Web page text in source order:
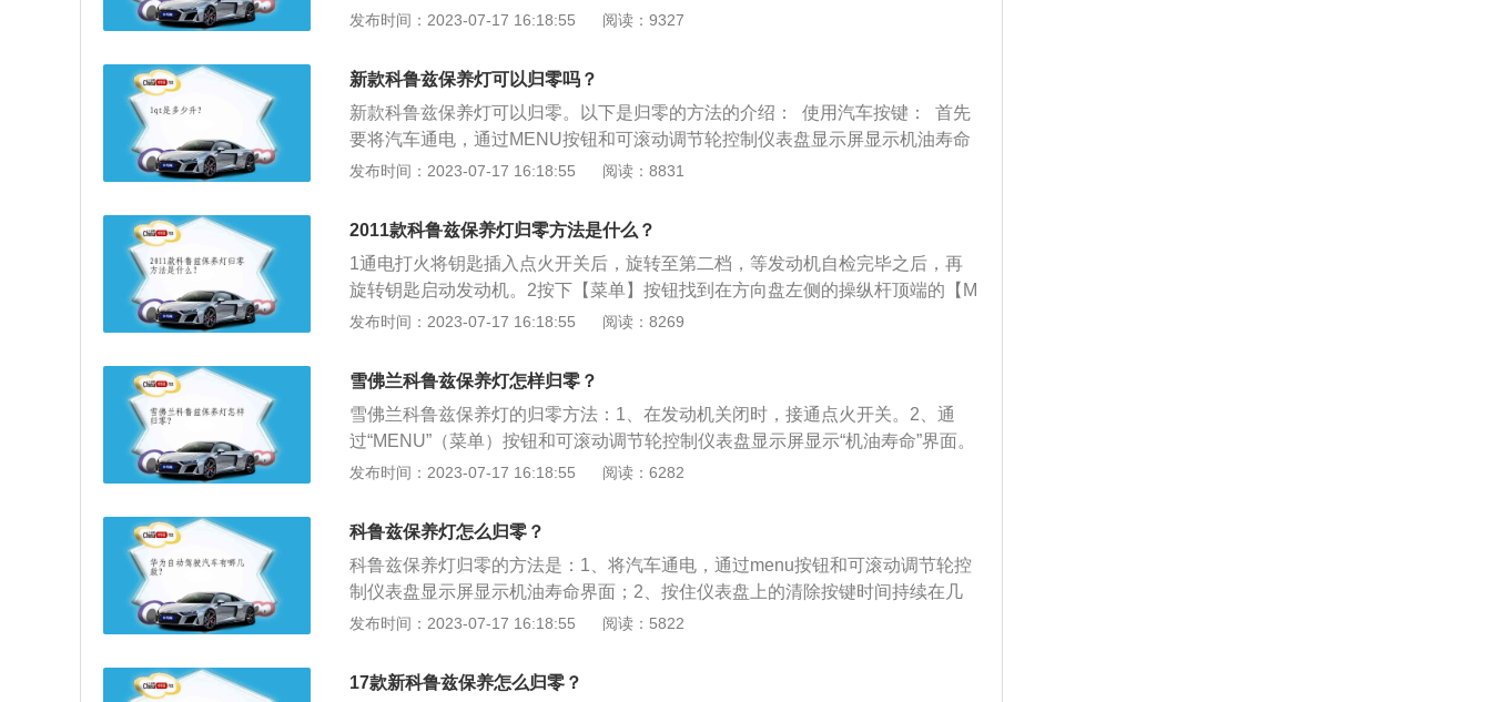
几秒钟左右，这时汽车上的保养灯就会归零。雪佛兰科鲁兹是通用旗下打造的一
07mm、高1460mm，轴距为2700mm。雪佛兰科鲁兹搭载1.5L和1.4T两款发动
机，最大功率分别为114马力和150马力。
发布时间：2023-07-17 16:18:55 阅读：9327
新款科鲁兹保养灯可以归零吗？
新款科鲁兹保养灯可以归零。以下是归零的方法的介绍： 使用汽车按键： 首先
要将汽车通电，通过MENU按钮和可滚动调节轮控制仪表盘显示屏显示机油寿命
界面，按住仪表盘上的清除按键时间持续在几秒钟左右，这时汽车上的保养灯就
发布时间：2023-07-17 16:18:55 阅读：8831
2011款科鲁兹保养灯归零方法是什么？
1通电打火将钥匙插入点火开关后，旋转至第二档，等发动机自检完毕之后，再
旋转钥匙启动发动机。2按下【菜单】按钮找到在方向盘左侧的操纵杆顶端的【M
EUN】按钮，按下进入菜单选项。3进入机油寿命系统使用调节车轮和选择菜
转向信号开关上的【SET/CLR】（设置/清除）按钮，同时按下制动踏板按钮。5
检查确认等待3秒钟之后，关闭发动机，再次启动查看保养灯是否消失，如果依
然还亮，可重复之前步骤。
发布时间：2023-07-17 16:18:55 阅读：8269
雪佛兰科鲁兹保养灯怎样归零？
雪佛兰科鲁兹保养灯的归零方法：1、在发动机关闭时，接通点火开关。2、通
过“MENU”（菜单）按钮和可滚动调节轮控制仪表盘显示屏显示“机油寿命”界面。
3、按住“SET/CLR”（设定/清除）按钮几秒钟，将机油寿命重置为100％。4、关
4T涡轮增压发动机。2、内饰材料材质高档，并且有不同颜色的装饰面板与门饰
板，并且采用哑光材料，提升了内饰的整体质感。
发布时间：2023-07-17 16:18:55 阅读：6282
科鲁兹保养灯怎么归零？
科鲁兹保养灯归零的方法是：1、将汽车通电，通过menu按钮和可滚动调节轮控
制仪表盘显示屏显示机油寿命界面；2、按住仪表盘上的清除按键时间持续在几
秒钟左右保养即可归零。科鲁兹车身尺寸是：长4450mm、宽1807mm、高1459
最大功率转速是每分钟5600rpm，最大扭矩是240nm，与其匹配的是7挡双离合
发布时间：2023-07-17 16:18:55 阅读：5822
17款新科鲁兹保养怎么归零？